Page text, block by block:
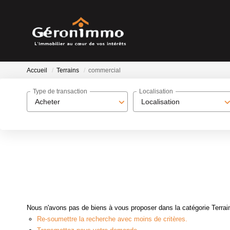
Accueil Terrains commercial
Acheter
Type de transaction
Localisation
Localisation
Nous n'avons pas de biens à vous proposer dans la catégorie
Re-soumettre la recherche avec moins de critères.